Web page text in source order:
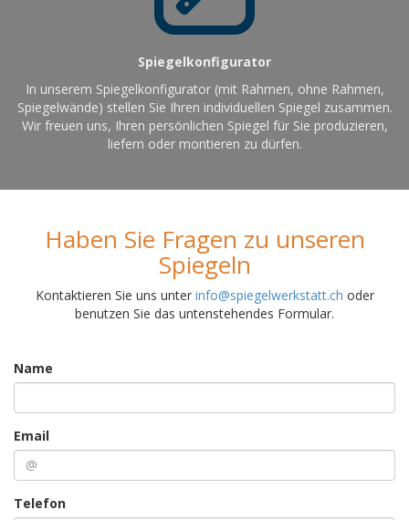
Spiegelkonfigurator
In unserem Spiegelkonfigurator (mit Rahmen, ohne Rahmen,
Spiegelwände) stellen Sie Ihren individuellen Spiegel zusammen.
Wir freuen uns, Ihren persönlichen Spiegel für Sie produzieren,
liefern oder montieren zu dürfen.
Haben Sie Fragen zu unseren
Spiegeln
Kontaktieren Sie uns unter info@spiegelwerkstatt.ch oder
benutzen Sie das untenstehendes Formular.
Name
Email
Telefon